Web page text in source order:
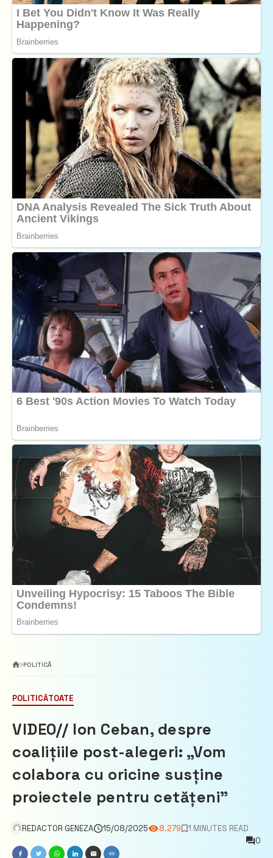
POLITICĂ
POLITICĂTOATE
VIDEO// Ion Ceban, despre
coalițiile post-alegeri: „Vom
colabora cu oricine susține
proiectele pentru cetățeni”
REDACTOR GENEZA 15/08/2025 8.279
1 MINUTES READ
0